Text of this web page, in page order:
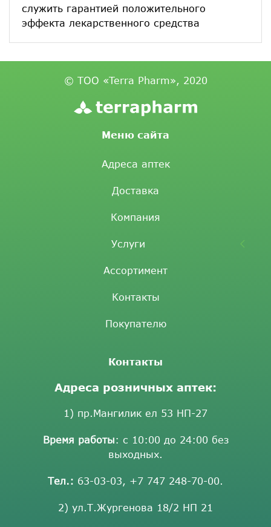
служить гарантией положительного
эффекта лекарственного средства
© ТОО «Terra Pharm», 2020
Меню сайта
Адреса аптек
Доставка
Компания
Услуги
Ассортимент
Контакты
Покупателю
Контакты
Адреса розничных аптек:
1) пр.Мангилик ел 53 НП-27
Время работы: с 10:00 до 24:00 без
выходных.
Тел.: 63-03-03, +7 747 248-70-00.
2) ул.Т.Жургенова 18/2 НП 21